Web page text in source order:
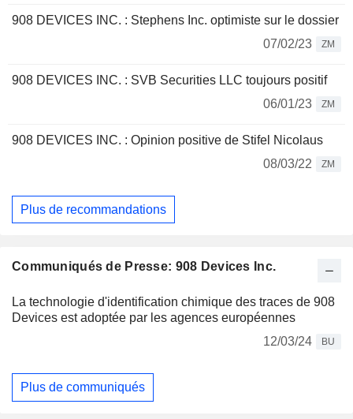
908 DEVICES INC. : Stephens Inc. optimiste sur le dossier
07/02/23
ZM
908 DEVICES INC. : SVB Securities LLC toujours positif
06/01/23
ZM
908 DEVICES INC. : Opinion positive de Stifel Nicolaus
08/03/22
ZM
Plus de recommandations
Communiqués de Presse: 908 Devices Inc.
La technologie d'identification chimique des traces de 908
Devices est adoptée par les agences européennes
12/03/24
BU
Plus de communiqués